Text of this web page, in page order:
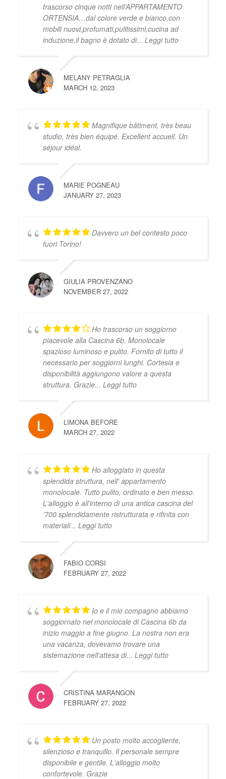
trascorso cinque notti nell’APPARTAMENTO
ORTENSIA…dal colore verde e bianco,con
mobili nuovi,profumati,pulitissimi,cucina ad
induzione,il bagno è dotato di... Leggi tutto
MELANY PETRAGLIA
MARCH 12, 2023
Magnifique bâtiment, très beau
studio, très bien équipé. Excellent accueil. Un
séjour idéal.
MARIE POGNEAU
JANUARY 27, 2023
Davvero un bel contesto poco
fuori Torino!
GIULIA PROVENZANO
NOVEMBER 27, 2022
Ho trascorso un soggiorno
piacevole alla Cascina 6b. Monolocale
spazioso luminoso e pulito. Fornito di tutto il
necessario per soggiorni lunghi. Cortesia e
disponibilità aggiungono valore a questa
struttura. Grazie... Leggi tutto
LIMONA BEFORE
MARCH 27, 2022
Ho alloggiato in questa
splendida struttura, nell' appartamento
monolocale. Tutto pulito, ordinato e ben messo.
L'alloggio è all'interno di una antica cascina del
'700 splendidamente ristrutturata e rifinita con
materiali... Leggi tutto
FABIO CORSI
FEBRUARY 27, 2022
Io e il mio compagno abbiamo
soggiornato nel monolocale di Cascina 6b da
inizio maggio a fine giugno. La nostra non era
una vacanza, dovevamo trovare una
sistemazione nell'attesa di... Leggi tutto
CRISTINA MARANGON
FEBRUARY 27, 2022
Un posto molto accogliente,
silenzioso e tranquillo. Il personale sempre
disponibile e gentile. L'alloggio molto
confortevole. Grazie